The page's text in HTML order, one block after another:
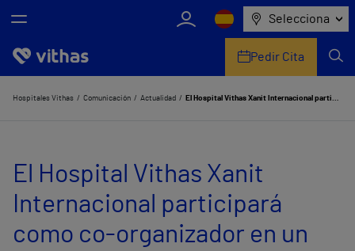
Selecciona
Nosotros
Servicios de salud
Equipo médico y asistencial
Pedir Cita
Hospitales Vithas Comunicación Actualidad El Hospital Vithas Xanit Internacional participará como co-organizador en un encuentro nacional sobre técnicas endoscópicas
El Hospital Vithas Xanit
Internacional participará
como co-organizador en un